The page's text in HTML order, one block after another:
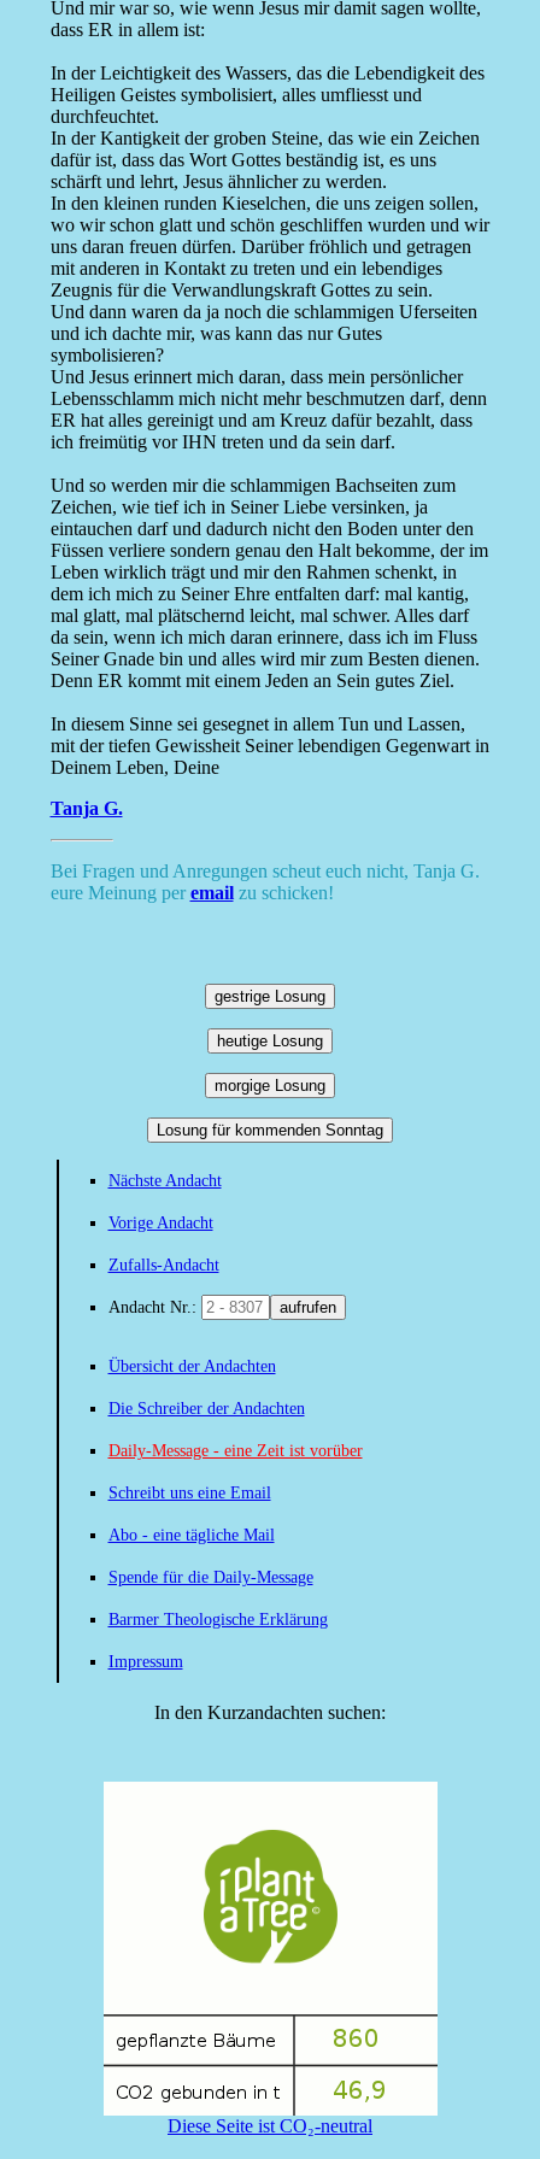
Und mir war so, wie wenn Jesus mir damit sagen wollte,
dass ER in allem ist:
In der Leichtigkeit des Wassers, das die Lebendigkeit des
Heiligen Geistes symbolisiert, alles umfliesst und
durchfeuchtet.
In der Kantigkeit der groben Steine, das wie ein Zeichen
dafür ist, dass das Wort Gottes beständig ist, es uns
schärft und lehrt, Jesus ähnlicher zu werden.
In den kleinen runden Kieselchen, die uns zeigen sollen,
wo wir schon glatt und schön geschliffen wurden und wir
uns daran freuen dürfen. Darüber fröhlich und getragen
mit anderen in Kontakt zu treten und ein lebendiges
Zeugnis für die Verwandlungskraft Gottes zu sein.
Und dann waren da ja noch die schlammigen Uferseiten
und ich dachte mir, was kann das nur Gutes
symbolisieren?
Und Jesus erinnert mich daran, dass mein persönlicher
Lebensschlamm mich nicht mehr beschmutzen darf, denn
ER hat alles gereinigt und am Kreuz dafür bezahlt, dass
ich freimütig vor IHN treten und da sein darf.
Und so werden mir die schlammigen Bachseiten zum
Zeichen, wie tief ich in Seiner Liebe versinken, ja
eintauchen darf und dadurch nicht den Boden unter den
Füssen verliere sondern genau den Halt bekomme, der im
Leben wirklich trägt und mir den Rahmen schenkt, in
dem ich mich zu Seiner Ehre entfalten darf: mal kantig,
mal glatt, mal plätschernd leicht, mal schwer. Alles darf
da sein, wenn ich mich daran erinnere, dass ich im Fluss
Seiner Gnade bin und alles wird mir zum Besten dienen.
Denn ER kommt mit einem Jeden an Sein gutes Ziel.
In diesem Sinne sei gesegnet in allem Tun und Lassen,
mit der tiefen Gewissheit Seiner lebendigen Gegenwart in
Deinem Leben, Deine
Tanja G.
Bei Fragen und Anregungen scheut euch nicht, Tanja G.
eure Meinung peremailzu schicken!
gestrige Losung
heutige Losung
morgige Losung
Losung für kommenden Sonntag
Nächste Andacht
Vorige Andacht
Zufalls-Andacht
Andacht Nr.: aufrufen
Übersicht der Andachten
Die Schreiber der Andachten
Daily-Message - eine Zeit ist vorüber
Schreibt uns eine Email
Abo - eine tägliche Mail
Spende für die Daily-Message
Barmer Theologische Erklärung
Impressum
In den Kurzandachten suchen:
Diese Seite ist CO₂-neutral